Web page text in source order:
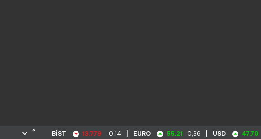
° BİST 13.779 -0,14 EURO 55.21 0,36 USD 47.70